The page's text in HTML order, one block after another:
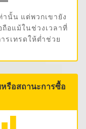
านั้น แต่พวกเขายัง
อแม้ในช่วงเวลาที่
รเทรดให้ต่ำช่วย
รือสถานะการซื้อ